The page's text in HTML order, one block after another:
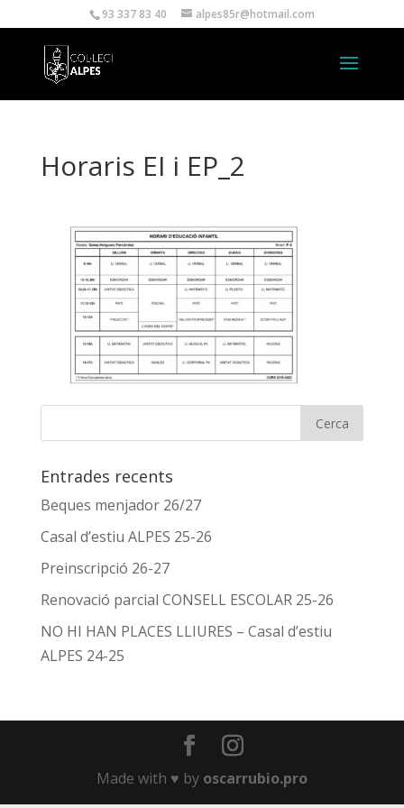
93 337 83 40 alpes85r@hotmail.com
Horaris EI i EP_2
Entrades recents
Beques menjador 26/27
Casal d’estiu ALPES 25-26
Preinscripció 26-27
Renovació parcial CONSELL ESCOLAR 25-26
NO HI HAN PLACES LLIURES – Casal d’estiu
ALPES 24-25
Made with ♥️ by oscarrubio.pro